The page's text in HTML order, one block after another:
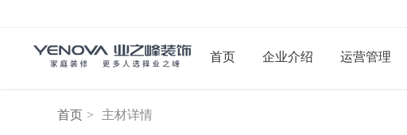
首页 企业介绍 运营管理
首页 > 主材详情